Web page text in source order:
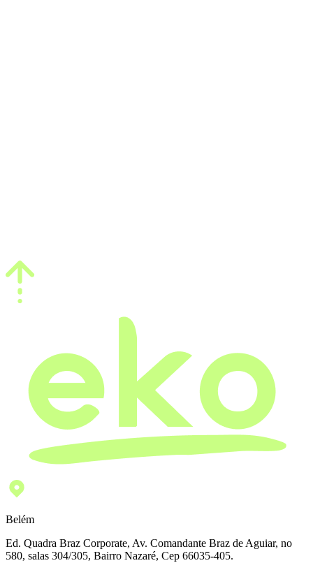
Belém
Ed. Quadra Braz Corporate, Av. Comandante Braz de Aguiar, no
580, salas 304/305, Bairro Nazaré, Cep 66035-405.